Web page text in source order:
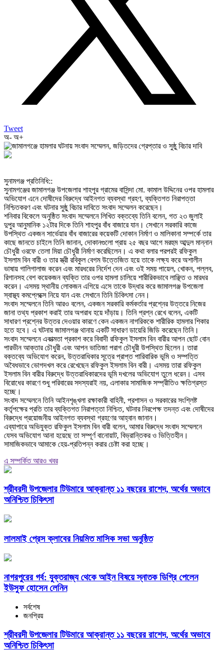
Tweet
অ- অ+
‎সুনামগঞ্জ প্রতিনিধি::
‎সুনামগঞ্জের জামালগঞ্জ উপজেলার শাহপুর গ্রামের বাসিন্দা মো. কামাল উদ্দিনের ওপর হামলার
অভিযোগ এনে দোষীদের বিরুদ্ধে আইনগত ব্যবস্থা গ্রহণ, ব্যক্তিগত নিরাপত্তা
নিশ্চিতকরণ এবং ঘটনার সুষ্ঠু বিচার দাবিতে সংবাদ সম্মেলন করেছেন।
‎শনিবার বিকেলে অনুষ্ঠিত সংবাদ সম্মেলনে লিখিত বক্তব্যে তিনি বলেন, গত ২৩ জুলাই
দুপুর আনুমানিক ১২টার দিকে তিনি শাহপুর বাঁধ বাজারে যান। সেখানে সরকারি কাজে
উপস্থিত একজন সার্ভেয়ার বাঁধ বাজারের কয়েকটি দোকান নির্মাণ ও মালিকানা সম্পর্কে তার
কাছে জানতে চাইলে তিনি জানান, দোকানগুলো প্রায় ২৫ বছর আগে মরহুম আব্দুল মান্নান
চৌধুরী ওরফে তেলা মিয়া চৌধুরী নির্মাণ করেছিলেন। এ কথা বলার পরপরই রফিকুল
ইসলাম বিন বারী ও তার স্ত্রী রবিকুল বেগম উত্তেজিত হয়ে তাকে লক্ষ্য করে অশালীন
ভাষায় গালিগালাজ করেন এবং মারধরের নির্দেশ দেন এবং ওই সময় পায়েল, খোকন, পল্লব,
রিগানসহ বেশ কয়েকজন ব্যক্তি তার ওপর হামলা চালিয়ে শারীরিকভাবে লাঞ্ছিত ও মারধর
করেন। এসময় স্থানীয় লোকজন এগিয়ে এসে তাকে উদ্ধার করে জামালগঞ্জ উপজেলা
স্বাস্থ্য কমপ্লেক্সে নিয়ে যান এবং সেখানে তিনি চিকিৎসা নেন।
‎সংবাদ সম্মেলনে তিনি আরও বলেন, একজন সরকারি কর্মকর্তার প্রশ্নের উত্তরে নিজের
জানা তথ্য প্রকাশ করাই তার অপরাধ হয়ে দাঁড়ায়। তিনি প্রশ্ন রেখে বলেন, একটি
সাধারণ প্রশ্নের উত্তর দেওয়ার কারণে কেন একজন নাগরিককে শারীরিক হামলার শিকার
হতে হবে। এ ঘটনায় জামালগঞ্জ থানায় একটি সাধারণ ডায়েরি জিডি করেছেন তিনি।
‎সংবাদ সম্মেলনে একাত্মতা প্রকাশ করে বিবাদী রফিকুল ইসলাম বিন বারীর আপন ছোট বোন
পারভীন আক্তার চৌধুরী এবং আপন ভাতিজা পরাগ চৌধুরী উপস্থিত ছিলেন। তারা
বক্তব্যে অভিযোগ করেন, উত্তরাধিকার সূত্রে প্রাপ্ত পারিবারিক ভূমি ও সম্পত্তি
অবৈধভাবে ভোগদখল করে রেখেছেন রফিকুল ইসলাম বিন বারী। এসময় তারা রফিকুল
ইসলাম বিন বারীর বিরুদ্ধে উত্তরাধিকারদের ভূমি দখলের অভিযোগ তুলে ধরেন। এসব
বিরোধের কারণে শুধু পরিবারের সদস্যরাই নয়, এলাকার সামাজিক সম্প্রীতিও ক্ষতিগ্রস্ত
হচ্ছে।
‎সংবাদ সম্মেলনে তিনি আইনশৃঙ্খলা রক্ষাকারী বাহিনী, প্রশাসন ও সরকারের সংশ্লিষ্ট
কর্তৃপক্ষের প্রতি তার ব্যক্তিগত নিরাপত্তা নিশ্চিত, ঘটনার নিরপেক্ষ তদন্ত এবং দোষীদের
বিরুদ্ধে প্রয়োজনীয় আইনগত ব্যবস্থা গ্রহণের আহ্বান জানান।
‎এব্যাপারে অভিযুক্ত রফিকুল ইসলাম বিন বারী বলেন, আমার বিরুদ্ধে সংবাদ সম্মেলনে
যেসব অভিযোগ আনা হয়েছে তা সম্পূর্ণ বানোয়াট, বিভ্রান্তিকর ও ভিত্তিহীন।
সামাজিকভাবে আমাকে হেয়-প্রতিপন্ন করার চেষ্টা করা হচ্ছে।
এ সম্পর্কিত আরও খবর
শ্রীবরদী উপজেলার টিউমারে আক্রান্ত ১১ বছরের রাশেদ, অর্থের অভাবে
অনিশ্চিত চিকিৎসা
লালমাই প্রেস ক্লাবের নিয়মিত মাসিক সভা অনুষ্ঠিত
নাগরপুরের গর্ব: যুক্তরাজ্য থেকে আইন বিষয়ে স্নাতক ডিগ্রি পেলেন
ইউসুফ হোসেন লেনিন
সর্বশেষ
জনপ্রিয়
শ্রীবরদী উপজেলার টিউমারে আক্রান্ত ১১ বছরের রাশেদ, অর্থের অভাবে
অনিশ্চিত চিকিৎসা